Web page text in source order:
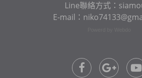
Line聯絡方式：
E-mail：